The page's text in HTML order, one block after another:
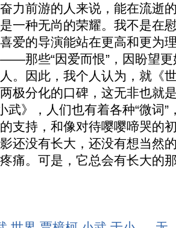
力前游的人来说，能在流逝
一种无尚的荣耀。我不是在
爱的导演能站在更高和更为
那些“因爱而恨”，因盼望
。因此，我个人认为，就《
极分化的口碑，这无非也就
武》，人们也有着各种“微词
支持，和像对待嘤嘤啼哭的
还没有长大，还没有想当然
痛。可是，它总会有长大